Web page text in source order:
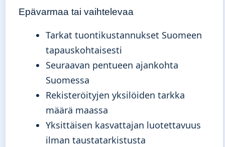
Epävarmaa tai vaihtelevaa
Tarkat tuontikustannukset Suomeen
tapauskohtaisesti
Seuraavan pentueen ajankohta
Suomessa
Rekisteröityjen yksilöiden tarkka
määrä maassa
Yksittäisen kasvattajan luotettavuus
ilman taustatarkistusta